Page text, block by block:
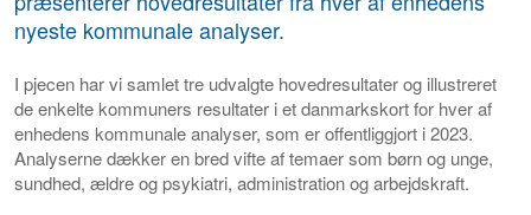
nyeste kommunale analyser.
I pjecen har vi samlet tre udvalgte hovedresultater og illustreret
de enkelte kommuners resultater i et danmarkskort for hver af
enhedens kommunale analyser, som er offentliggjort i 2023.
Analyserne dækker en bred vifte af temaer som børn og unge,
sundhed, ældre og psykiatri, administration og arbejdskraft.